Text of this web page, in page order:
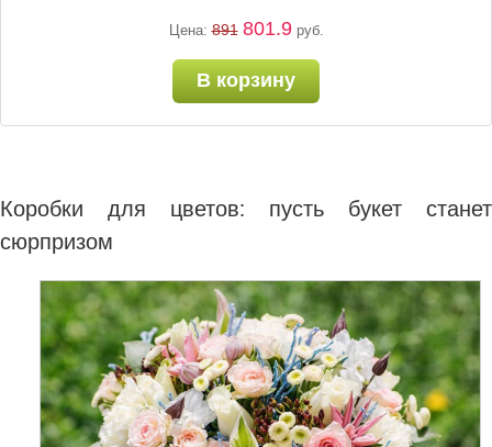
Цена:891 801.9руб.
В корзину
Коробки для цветов: пусть букет станет
сюрпризом